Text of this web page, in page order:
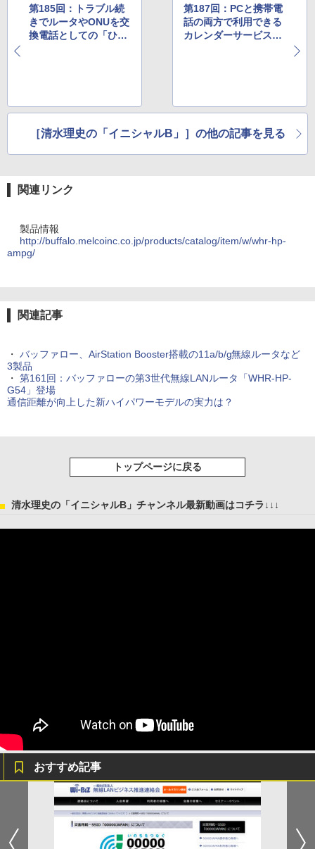
第185回：トラブル続
きでルータやONUを交
換電話としての「ひか
第187回：PCと携帯電
話の両方で利用できる
カレンダーサービス
［清水理史の「イニシャルB」］の他の記事を見る
関連リンク
製品情報
http://buffalo.melcoinc.co.jp/products/catalog/item/w/whr-hp-
ampg/
関連記事
・ バッファロー、AirStation Booster搭載の11a/b/g無線ルータなど
3製品
・ 第161回：バッファローの第3世代無線LANルータ「WHR-HP-
G54」登場
通信距離が向上した新ハイパワーモデルの実力は？
トップページに戻る
清水理史の「イニシャルB」チャンネル最新動画はコチラ↓↓↓
おすすめ記事